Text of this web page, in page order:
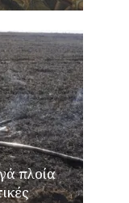
πλοία